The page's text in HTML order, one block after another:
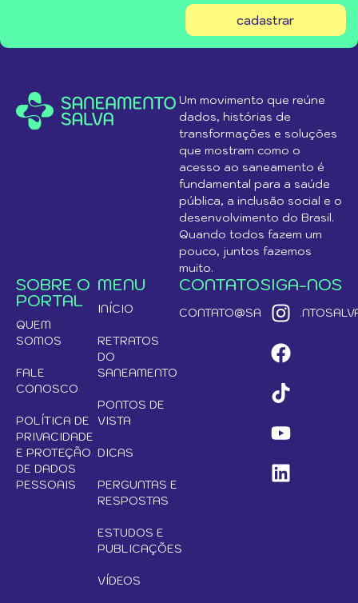
cadastrar
Um movimento que reúne
dados, histórias de
transformações e soluções
que mostram como o
acesso ao saneamento é
fundamental para a saúde
pública, a inclusão social e o
desenvolvimento do Brasil.
Quando todos fazem um
pouco, juntos fazemos
muito.
SOBRE O
PORTAL
QUEM
SOMOS
FALE
CONOSCO
POLÍTICA DE
PRIVACIDADE
E PROTEÇÃO
DE DADOS
PESSOAIS
MENU
INÍCIO
RETRATOS
DO
SANEAMENTO
PONTOS DE
VISTA
DICAS
PERGUNTAS E
RESPOSTAS
ESTUDOS E
PUBLICAÇÕES
VÍDEOS
CONTATOSIGA-NOS